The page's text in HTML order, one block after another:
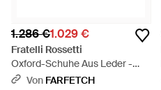
1.286 €1.029 €
Fratelli Rossetti
Oxford-Schuhe Aus Leder -
Schwarz
Von FARFETCH